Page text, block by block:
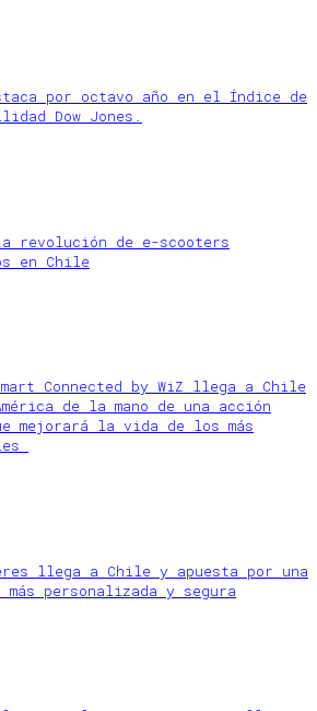
por octavo año en el Índice de
Dow Jones.
revolución de e-scooters
en Chile
Connected by WiZ llega a Chile
de la mano de una acción
mejorará la vida de los más
llega a Chile y apuesta por una
más personalizada y segura